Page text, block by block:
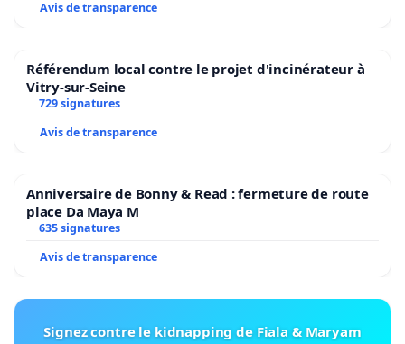
Avis de transparence
Référendum local contre le projet d'incinérateur à
Vitry-sur-Seine
729 signatures
Avis de transparence
Anniversaire de Bonny & Read : fermeture de route
place Da Maya M
635 signatures
Avis de transparence
Signez contre le kidnapping de Fiala & Maryam